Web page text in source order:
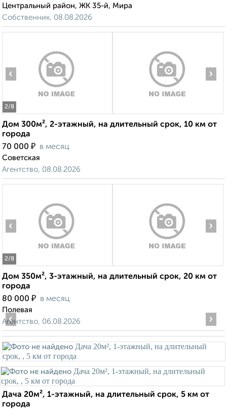
Центральный район, ЖК 35-й, Мира
Собственник, 08.08.2026
2/8
‹ ›
Дом 300м², 2-этажный, на длительный срок, 10 км от
города
70 000 ₽ в месяц
Советская
Агентство, 08.08.2026
2/8
‹ ›
Дом 350м², 3-этажный, на длительный срок, 20 км от
города
80 000 ₽ в месяц
Полевая
Агентство, 06.08.2026
‹ ›
Дача 20м², 1-этажный, на длительный срок, 5 км от
города